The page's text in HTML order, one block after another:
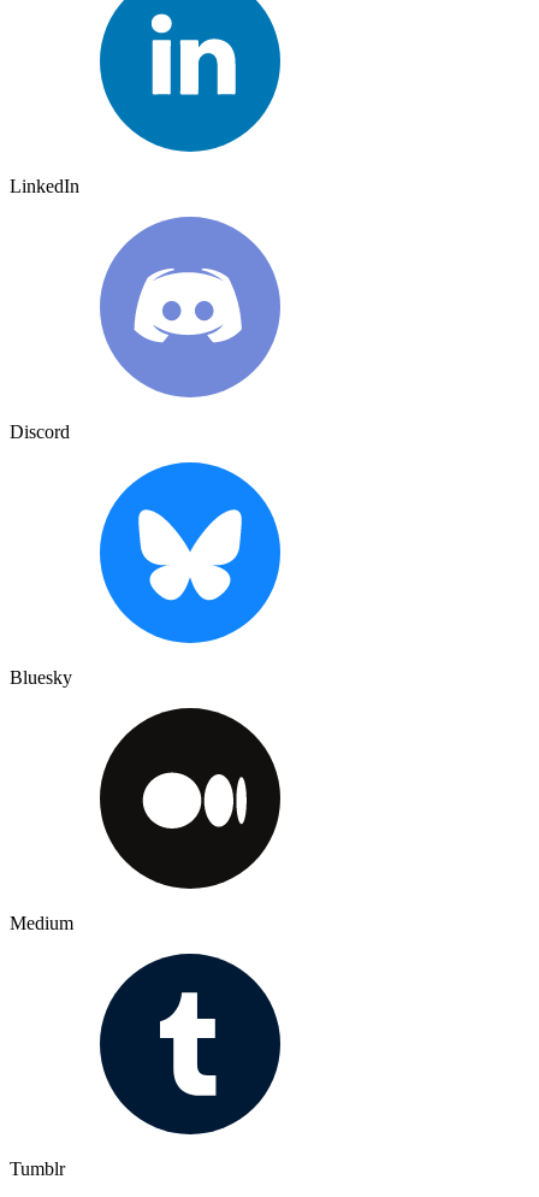
LinkedIn
Discord
Bluesky
Medium
Tumblr